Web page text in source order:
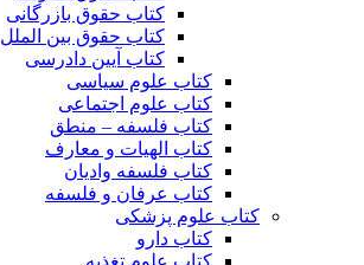
کتاب حقوق بازرگانی
کتاب حقوق بین الملل
کتاب آیین دادرسی
کتاب علوم سیاسی
کتاب علوم اجتماعی
کتاب فلسفه – منطق
کتاب الهیات و معارف
کتاب فلسفه وادیان
کتاب عرفان و فلسفه
کتاب علوم پزشکی
کتاب دارو
کتاب علوم تغذیه